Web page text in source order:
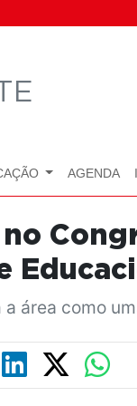
AGENDA
área como